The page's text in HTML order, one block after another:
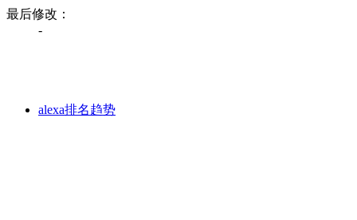
最后修改：
-
alexa排名趋势